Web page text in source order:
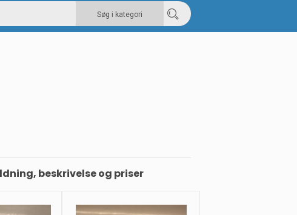
Søg i kategori
beskrivelse og priser